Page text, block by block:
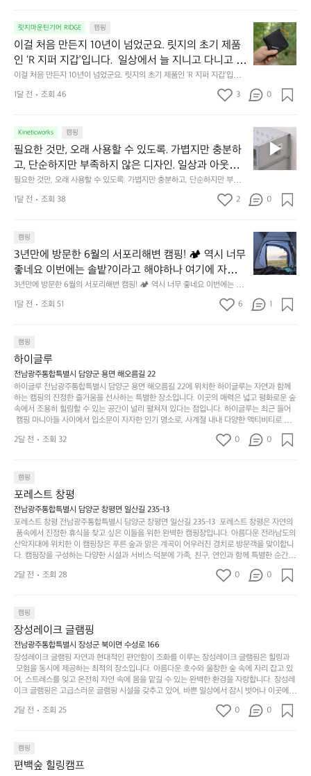
의
휴
식
에
도
이
중
인
차
안
서
도
구
나
잠
에
기
까
이
걸
리
는
순
다.
그
럴
때
는
차
을
가
려
보
세
요.
☺️
미
니
미
멀
👌🏼
릿지마운틴기어 RIDGE 캠핑
이걸 처음 만든지 10년이 넘었군요. 릿지의 초기 제품
인 ‘R 지퍼 지갑’입니다.  일상에서 늘 지니고 다니고 싶
어지는 물건에는 크기, 무게, 형태, 색감 사이의 아주 미
묘한 밸런스가 존재합니다.  예를 들자면 일에 집중하
느라 책상 위 가장자리에 대충 걸쳐 놓아도 시야에 걸
는 균형감에서 출발했습니다.  그중에서도 슬림함에 철
저히 집착했습니다. 튼튼한 내구도와 넉넉한 수납력을
해치치 않는 선에서, 가장 가볍고 얇게 설계했습니다.
이 디자인과 사용감은, 꼭 직접 손으로 만져보며 경험
해 보시기를 바랍니다.
이걸 처음 만든지 10년이 넘었군요. 릿지의 초기 제품인 ‘R 지퍼 지갑’입니
다.  일상에서 늘 지니고 다니고 싶어지는 물건에는 크기, 무게, 형태, 색감
사이의 아주 미묘한 밸런스가 존재합니다.  예를 들자면 일에 집중하느라 책
철저히 집착했습니다. 튼튼한 내구도와 넉넉한 수납력을 해치치 않는 선에
서, 가장 가볍고 얇게 설계했습니다.  이 디자인과 사용감은, 꼭 직접 손으로
만져보며 경험해 보시기를 바랍니다.
이
걸
처
음
든
0
년
이
넘
군
지
의
초
기
품
갑’입
니
다.
일
상
에
고
다
니
고
싶
어
는
크
기,
무
게,
1달 전 조회 46 3 0
Kineticworks 캠핑
필요한 것만, 오래 사용할 수 있도록. 가볍지만 충분하
고, 단순하지만 부족하지 않은 디자인. 일상과 아웃도
어의 경계를 자연스럽게 이어주는 RIDGE MOUNTAIN
GEAR. 키네틱웍스에서 만나보세요.
필요한 것만, 오래 사용할 수 있도록. 가볍지만 충분하고, 단순하지만 부족하
지 않은 디자인. 일상과 아웃도어의 경계를 자연스럽게 이어주는 RIDGE M
OUNTAIN GEAR. 키네틱웍스에서 만나보세요.
필
요
한
것
오
용
할
수
있
록.
분
하
고,
단
순
하
하
지
않
은
디
자
웃
도
어
의
경
1달 전 조회 38 2 0
캠핑
3년만에 방문한 6월의 서포리해변 캠핑! 🏕 역시 너무
좋네요 이번에는 솔밭?이라고 해야하나 여기에 자리를
잡았는데 정말 시원하고 경치도 좋네요  서해치고 물도
맑은편, 아이들도 놀기 좋고 1박 2일은 넘 짧게 느껴지
네요  .1박 1동 1만원 (수금은 7시쯤, 동네에서 관리) .수
바로 화장실있음 .5분거리 cu .2분거리 음식점  항구에
서부터 해변까지 버스도 다니네요 ㅎㅎㅎ 아이들 엄청
좋아하네요 점심쯤도착해서 철수할때까지 물놀이 3
타임이나 했네요 ⛱️
3년만에 방문한 6월의 서포리해변 캠핑! 🏕 역시 너무 좋네요 이번에는 솔
밭?이라고 해야하나 여기에 자리를 잡았는데 정말 시원하고 경치도 좋네요
서해치고 물도 맑은편, 아이들도 놀기 좋고 1박 2일은 넘 짧게 느껴지네요  .
항구에서부터 해변까지 버스도 다니네요 ㅎㅎㅎ 아이들 엄청 좋아하네요 점
심쯤도착해서 철수할때까지 물놀이 3타임이나 했네요 ⛱️
년
만
에
문
포
리
해
변
캠
핑!
무
좋
네
요
이
이
라
고
해
야
하
1달 전 조회 51 6 1
캠핑
하이글루
전남광주통합특별시 담양군 용면 해오름길 22
하이글루 전남광주통합특별시 담양군 용면 해오름길 22에 위치한 하이글루는 자연과 함께
하는 캠핑의 진정한 즐거움을 선사하는 특별한 장소입니다. 이곳의 매력은 넓고 평화로운 숲
속에서 조용히 힐링할 수 있는 공간이 널리 펼쳐져 있다는 점입니다. 하이글루는 최근 들어
캠핑 마니아들 사이에서 입소문이 자자한 인기 명소로, 사계절 내내 다양한 액티비티로 방
문객들을 맞이합니다. 특히, 하이글루의 독특한 시설인 글램핑 텐트는 고객들에게 아늑한 잠
자리를 제공하며, 캠핑의 매력을 한층 더해 줍니다. 밖에서는 자연의 소리를 들으며, 내부에
함께 좋은 시간을 보낼 수 있다는 것입니다. 또한, 하이글루 인근에는 다양한 트레킹 코스와
자전거 도로가 있어 아웃도어 활동을 좋아하는 이들에게 더욱 참조할 만한 장소가 됩니다.
담양의 아름다운 자연과 함께, 건강한 레저 활동을 즐기며 행복한 캠핑 경험을 쌓으실 수 있
습니다. 하이글루에서 특별한 순간을 만끽해보세요. 따뜻한 햇살과 함께하는 아침, 상징적인
담양의 죽녹원과 함께 어우러진 저녁, 그리고 고요한 밤하늘 아래에서 별을 바라보며 나누는
이야기들은 여러분의 캠핑 여행을 더욱 특별하게 만들어 줄 것입니다.  인기 정도: ★★★★
★
2달 전 조회 32 0 0
캠핑
포레스트 창평
전남광주통합특별시 담양군 창평면 일산길 235-13
포레스트 창평 전남광주통합특별시 담양군 창평면 일산길 235-13  포레스트 창평은 자연의
품속에서 진정한 휴식을 찾고 싶은 이들을 위한 완벽한 캠핑장입니다. 아름다운 전라남도의
산악지대에 위치한 이 캠핑장은 푸른 숲과 맑은 계곡이 어우러진 경치로 방문객을 맞이합니
다. 캠핑장을 구성하는 다양한 시설과 서비스 덕분에 가족, 친구, 연인과 함께 특별한 순간을
만들어갈 수 있는 최적의 공간이 됩니다.  포레스트 창평은 주말마다 직접 재배한 신선한 농
산물을 제공하는 캠핑장으로, 현지에서만 느낄 수 있는 자연의 맛을 경험할 수 있습니다. 또
으며 깊은 숙면을 취할 수 있는 기회를 제공합니다.  이곳은 자연과의 완벽한 조화를 이루며,
다채로운 야외 활동을 제공합니다. 특히 어린이들은 안전하게 놀 수 있는 놀이시설이 마련
되어 있어 부모님들과 함께 즐거운 시간을 보낼 수 있습니다. 주변의 다양한 관광지와 먹거
리를 탐험하는 재미도 포레스트 창평의 매력 중 하나입니다.  또한, 캠핑장을 방문한 후 지속
적으로 재방문하는 이들이 많아 인기가 날로 상승하고 있습니다. 포레스트 창평은 단순한 캠
핑 그 이상을 제공하며, 자연을 사랑하는 모든 이들에게 꼭 한번 경험해봐야 할 장소로 자리
잡았습니다.  인기 정도: ★★★★★
2달 전 조회 28 0 0
캠핑
장성레이크 글램핑
전남광주통합특별시 장성군 북이면 수성로 166
장성레이크 글램핑 자연과 현대적인 편안함이 조화를 이루는 장성레이크 글램핑은 힐링과
모험을 동시에 제공하는 최적의 장소입니다. 아름다운 호수와 울창한 숲 속에 자리 잡고 있
어, 스트레스를 잊고 온전히 자연 속에 몸을 맡길 수 있는 완벽한 환경을 자랑합니다. 장성레
이크 글램핑은 고급스러운 글램핑 시설을 갖추고 있어, 바쁜 일상에서 잠시 벗어나 이곳에
오면 사치스러운 휴식이 가능해집니다. 독립된 텐트에서 제공되는 특별한 불멍 공간은 소중
한 사람과 함께 따뜻한 이야기를 나눌 수 있는 소중한 시간을 만들어 줍니다. 또한, 주변의 자
을 창출하는 시간이 될 것입니다. 특히 식사를 좋아하는 분들에게는 매주 특별한 바비큐 파
티와 지역에서 나는 신선한 재료로 만든 다양한 요리를 제공하여 미각을 만족시켜 줍니다.
장성레이크 글램핑은 그 아름다운 경관과 최고 품질의 시설 덕분에 최근 몇 년 사이에 특히
2달 전 조회 25 0 0
캠핑
편백숲 힐링캠프